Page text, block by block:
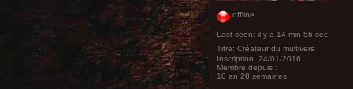
offline
Last seen: il y a 14 min 56 sec
Titre: Créateur du multivers
Inscription: 24/01/2016
Membre depuis :
10 an 28 semaines